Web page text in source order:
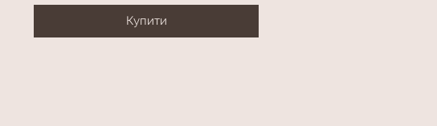
Купити